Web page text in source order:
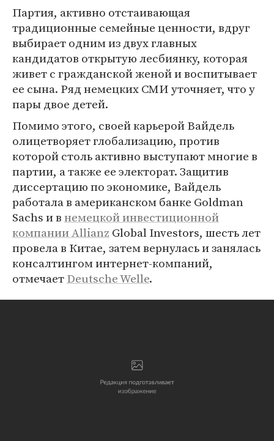
Партия, активно отстаивающая
традиционные семейные ценности, вдруг
выбирает одним из двух главных
кандидатов открытую лесбиянку, которая
живет с гражданской женой и воспитывает
ее сына. Ряд немецких СМИ уточняет, что у
пары двое детей.
Помимо этого, своей карьерой Вайдель
олицетворяет глобализацию, против
которой столь активно выступают многие в
партии, а также ее электорат. Защитив
диссертацию по экономике, Вайдель
работала в американском банке Goldman
Sachs и внемецкой инвестиционной
компании Allianz Global Investors, шесть лет
провела в Китае, затем вернулась и занялась
консалтингом интернет-компаний,
отмечаетDeutsche Welle.